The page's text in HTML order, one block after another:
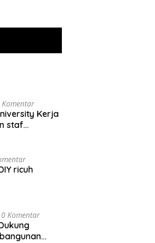
Komentar
Kerja
staf
ricuh
0 Komentar